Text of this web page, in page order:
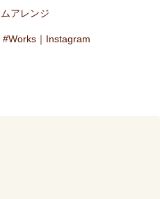
アレンジ
Works｜Instagram